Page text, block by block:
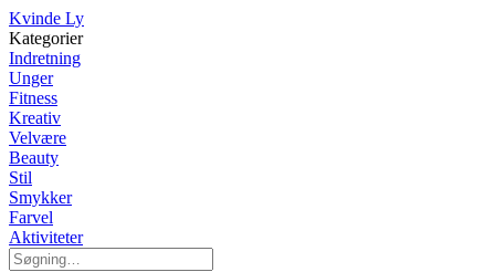
Kvinde Ly
Kategorier
Indretning
Unger
Fitness
Kreativ
Velvære
Beauty
Stil
Smykker
Farvel
Aktiviteter